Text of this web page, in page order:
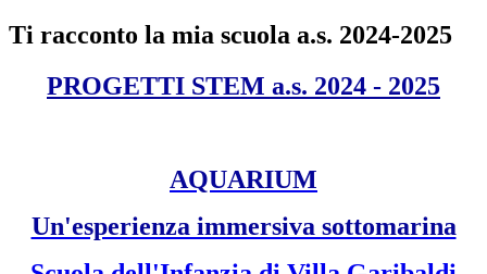
Ti racconto la mia scuola a.s. 2024-2025
PROGETTI STEM a.s. 2024 - 2025
AQUARIUM
Un'esperienza immersiva sottomarina